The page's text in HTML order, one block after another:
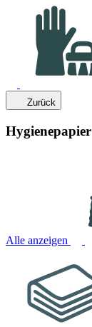
Zurück
Hygienepapier
Alle anzeigen